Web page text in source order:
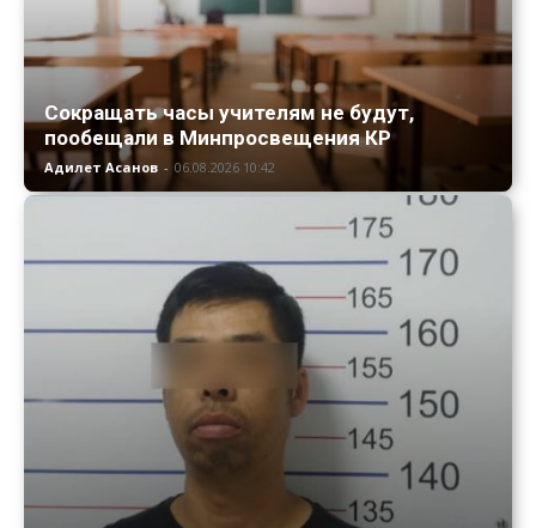
Сокращать часы учителям не будут,
пообещали в Минпросвещения КР
Адилет Асанов - 06.08.2026 10:42